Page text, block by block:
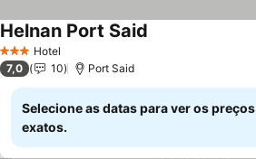
3 EstrelasHotel
Helnan Port Said
7,0 10 Port Said
Selecione as datas para ver os preços
exatos.